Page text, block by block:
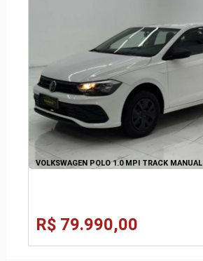
VOLKSWAGEN POLO 1.0 MPI TRACK MANUAL
R$ 79.990,00